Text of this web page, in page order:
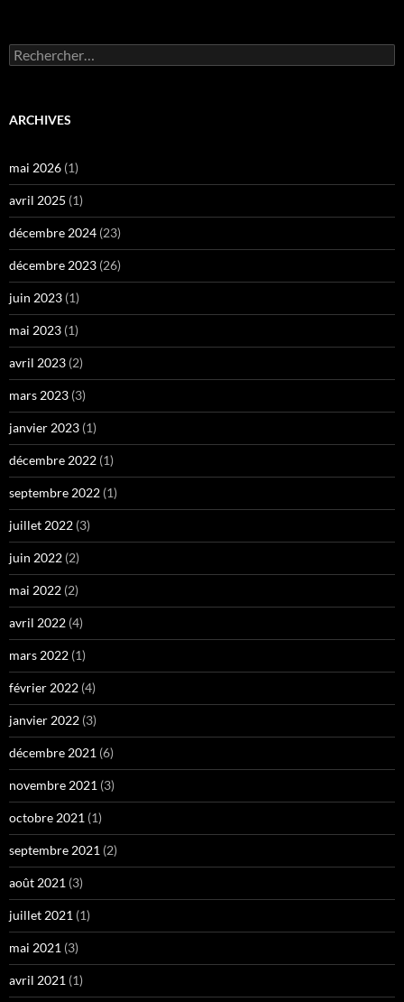
Rechercher :
ARCHIVES
mai 2026 (1)
avril 2025 (1)
décembre 2024 (23)
décembre 2023 (26)
juin 2023 (1)
mai 2023 (1)
avril 2023 (2)
mars 2023 (3)
janvier 2023 (1)
décembre 2022 (1)
septembre 2022 (1)
juillet 2022 (3)
juin 2022 (2)
mai 2022 (2)
avril 2022 (4)
mars 2022 (1)
février 2022 (4)
janvier 2022 (3)
décembre 2021 (6)
novembre 2021 (3)
octobre 2021 (1)
septembre 2021 (2)
août 2021 (3)
juillet 2021 (1)
mai 2021 (3)
avril 2021 (1)